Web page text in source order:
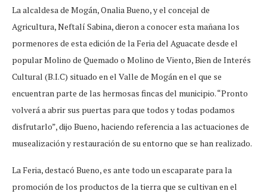
La alcaldesa de Mogán, Onalia Bueno, y el concejal de
Agricultura, Neftalí Sabina, dieron a conocer esta mañana los
pormenores de esta edición de la Feria del Aguacate desde el
popular Molino de Quemado o Molino de Viento, Bien de Interés
Cultural (B.I.C) situado en el Valle de Mogán en el que se
encuentran parte de las hermosas fincas del municipio. “Pronto
volverá a abrir sus puertas para que todos y todas podamos
disfrutarlo”, dijo Bueno, haciendo referencia a las actuaciones de
musealización y restauración de su entorno que se han realizado.
La Feria, destacó Bueno, es ante todo un escaparate para la
promoción de los productos de la tierra que se cultivan en el